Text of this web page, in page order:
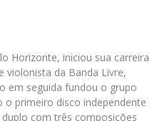
Horizonte, iniciou sua carreira
violonista da Banda Livre,
em seguida fundou o grupo
primeiro disco independente
com três composições